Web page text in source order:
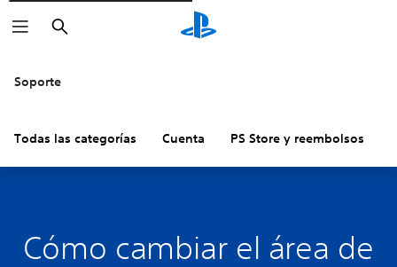
Buscar
Soporte
Todas las categorías Cuenta PS Store y reembolsos
Cómo cambiar el área de